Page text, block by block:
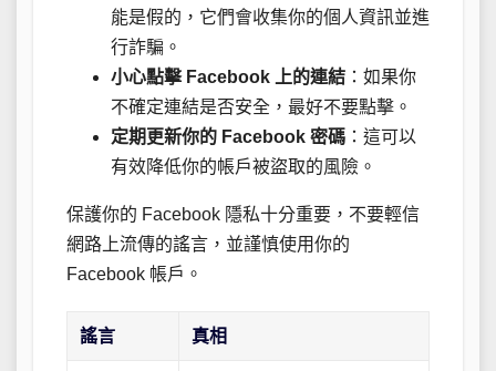
能是假的，它們會收集你的個人資訊並進
行詐騙。
小心點擊 Facebook 上的連結 ：如果你
不確定連結是否安全，最好不要點擊。
定期更新你的 Facebook 密碼 ：這可以
有效降低你的帳戶被盜取的風險。
保護你的 Facebook 隱私十分重要，不要輕信
網路上流傳的謠言，並謹慎使用你的
Facebook 帳戶。
謠言 真相